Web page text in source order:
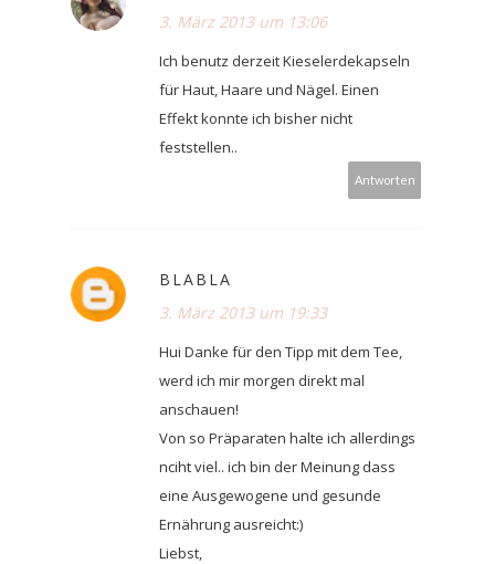
3. März 2013 um 13:06
Ich benutz derzeit Kieselerdekapseln
für Haut, Haare und Nägel. Einen
Effekt konnte ich bisher nicht
feststellen..
Antworten
BLABLA
3. März 2013 um 19:33
Hui Danke für den Tipp mit dem Tee,
werd ich mir morgen direkt mal
anschauen!
Von so Präparaten halte ich allerdings
nciht viel.. ich bin der Meinung dass
eine Ausgewogene und gesunde
Ernährung ausreicht:)
Liebst,